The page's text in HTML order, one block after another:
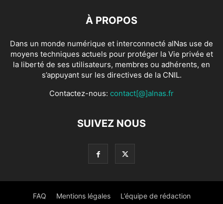
À PROPOS
Dans un monde numérique et interconnecté alNas use de
moyens techniques actuels pour protéger la Vie privée et
la liberté de ses utilisateurs, membres ou adhérents, en
s’appuyant sur les directives de la CNIL.
Contactez-nous: contact[@]alnas.fr
SUIVEZ NOUS
FAQ Mentions légales L’équipe de rédaction